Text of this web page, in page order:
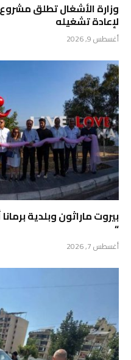
وزارة الأشغال تطلق
لإعادة تشغيله
أغسطس 9, 2026
بيروت ماراثون وبلدية
“
أغسطس 7, 2026